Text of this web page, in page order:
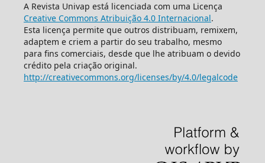
A Revista Univap está licenciada com uma Licença
Creative Commons Atribuição 4.0 Internacional.
Esta licença permite que outros distribuam, remixem,
adaptem e criem a partir do seu trabalho, mesmo
para fins comerciais, desde que lhe atribuam o devido
crédito pela criação original.
http://creativecommons.org/licenses/by/4.0/legalcode